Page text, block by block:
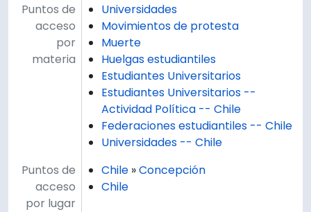
Puntos de
acceso
por
materia
Universidades
Movimientos de protesta
Muerte
Huelgas estudiantiles
Estudiantes Universitarios
Estudiantes Universitarios --
Actividad Política -- Chile
Federaciones estudiantiles -- Chile
Universidades -- Chile
Puntos de
acceso
por lugar
Chile »Concepción
Chile